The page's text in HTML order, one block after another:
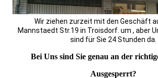
Wir ziehen zurzeit mit den Geschäft
Mannstaedt Str.19 in Troisdorf. um , aber
sind für Sie 24 Stunden da.
Bei Uns sind Sie genau an der
Ausgesperrt?